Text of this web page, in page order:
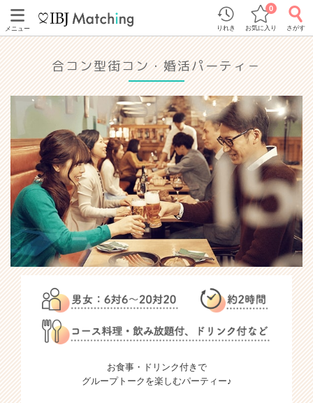
メニュー りれき お気に入り
0
さがす
合コン型街コン・婚活パーティ－
お食事・ドリンク付きで
グループトークを楽しむパーティー♪